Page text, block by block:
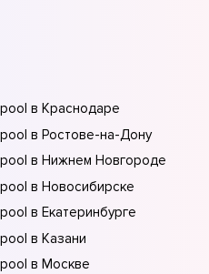
в Краснодаре
в Ростове-на-Донy
в Нижнем Новгороде
в Новосибирске
в Екатеринбурге
в Казани
в Москве